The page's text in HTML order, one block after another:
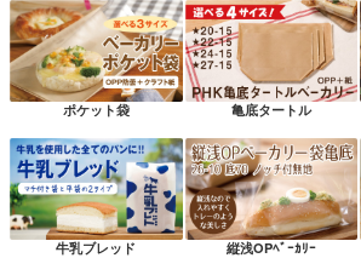
ポケット袋 亀底タートル
牛乳ブレッド 縦浅OPﾍﾞｰｶﾘｰ